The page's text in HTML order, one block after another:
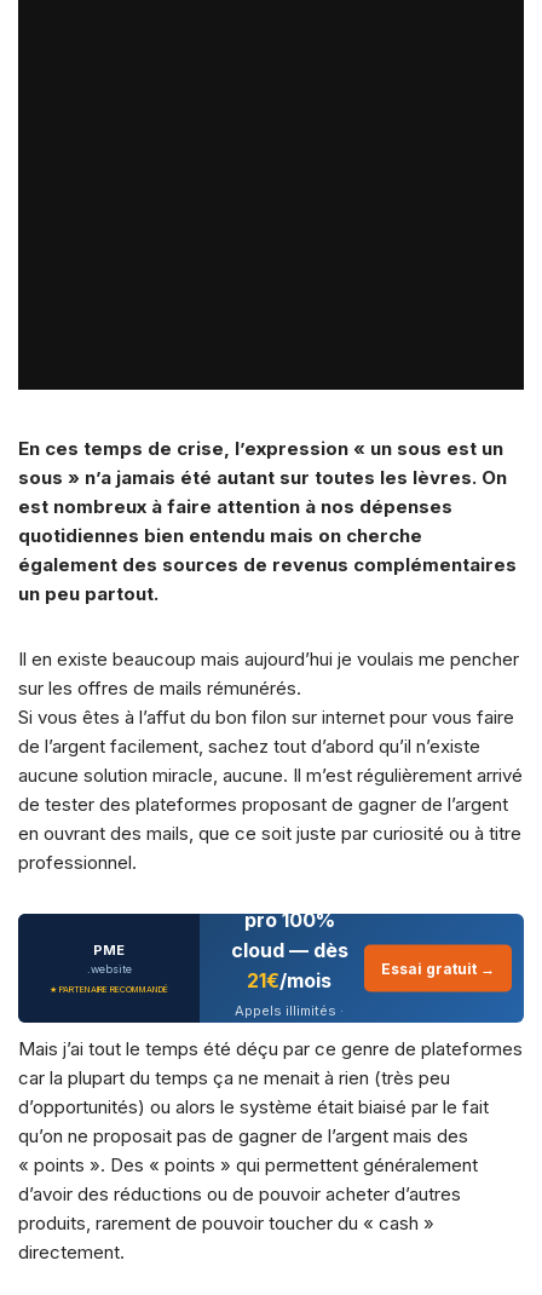
En ces temps de crise, l’expression « un sous est un
sous » n’a jamais été autant sur toutes les lèvres. On
est nombreux à faire attention à nos dépenses
quotidiennes bien entendu mais on cherche
également des sources de revenus complémentaires
un peu partout.
Il en existe beaucoup mais aujourd’hui je voulais me pencher
sur les offres de mails rémunérés.
Si vous êtes à l’affut du bon filon sur internet pour vous faire
de l’argent facilement, sachez tout d’abord qu’il n’existe
aucune solution miracle, aucune. Il m’est régulièrement arrivé
de tester des plateformes proposant de gagner de l’argent
en ouvrant des mails, que ce soit juste par curiosité ou à titre
professionnel.
PME
.website
★ PARTENAIRE RECOMMANDÉ
pro 100%
cloud — dès
21€/mois
Appels illimités ·
conversationnelle
Essai gratuit →
Mais j’ai tout le temps été déçu par ce genre de plateformes
car la plupart du temps ça ne menait à rien (très peu
d’opportunités) ou alors le système était biaisé par le fait
qu’on ne proposait pas de gagner de l’argent mais des
« points ». Des « points » qui permettent généralement
d’avoir des réductions ou de pouvoir acheter d’autres
produits, rarement de pouvoir toucher du « cash »
directement.